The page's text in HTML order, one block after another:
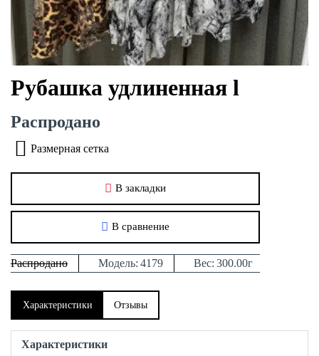
Рубашка удлиненная l
Распродано Модель: 4179 Вес: 300.00г
Распродано
В закладки
В сравнение
Размерная сетка
Характеристики Отзывы
Характеристики